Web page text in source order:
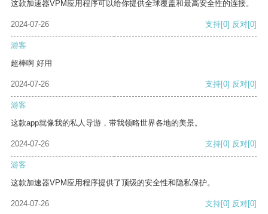
这款加速器VPM应用程序可以给你提供全球覆盖和最高安全性的连接。
2024-07-26 支持[0] 反对[0]
游客
超棒啊 好用
2024-07-26 支持[0] 反对[0]
游客
这款app就像我的私人导游，带我领略世界各地的美景。
2024-07-26 支持[0] 反对[0]
游客
这款加速器VPM应用程序提供了顶级的安全性和隐私保护。
2024-07-26 支持[0] 反对[0]